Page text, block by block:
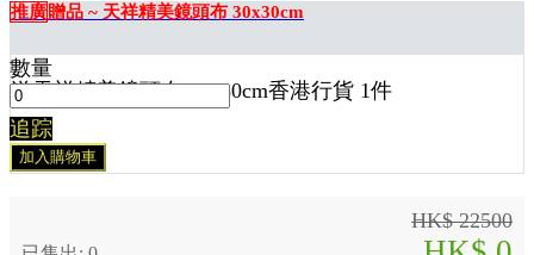
推廣贈品 ~ 天祥精美鏡頭布 30x30cm
送天祥精美鏡頭布 30x30cm香港行貨 1件
數量
追踪
加入購物車
HK$ 22500